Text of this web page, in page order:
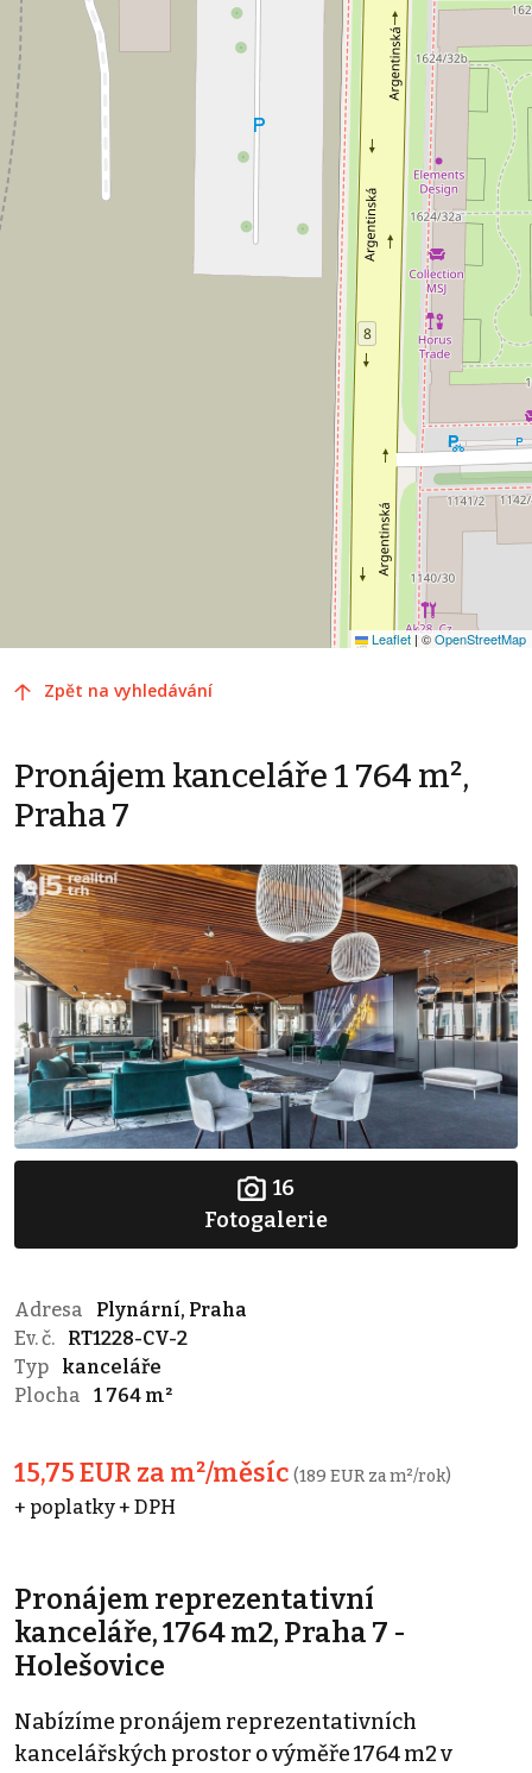
Leaflet |©OpenStreetMap
Zpět na vyhledávání
Pronájem kanceláře 1 764 m²,
Praha 7
16
Fotogalerie
Adresa
Plynární, Praha
Ev. č.
RT1228-CV-2
Typ
kanceláře
Plocha
1 764 m²
15,75 EUR za m²/měsíc (189 EUR za m²/rok)
+ poplatky + DPH
Pronájem reprezentativní
kanceláře, 1764 m2, Praha 7 -
Holešovice
Nabízíme pronájem reprezentativních
kancelářských prostor o výměře 1764 m2 v